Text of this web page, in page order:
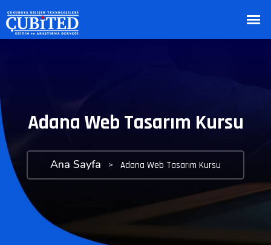
Adana Web Tasarım Kursu
Ana Sayfa > Adana Web Tasarım Kursu